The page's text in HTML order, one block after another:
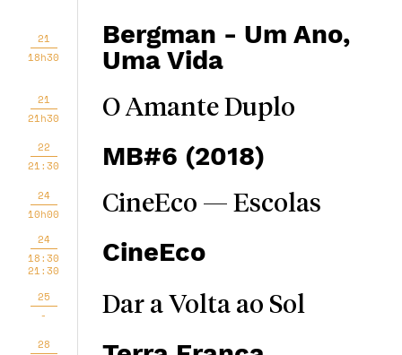
21
18h30
Bergman - Um Ano,
Uma Vida
21
21h30
O Amante Duplo
22
21:30
MB#6 (2018)
24
10h00
CineEco — Escolas
24
18:30
21:30
CineEco
25
-
Dar a Volta ao Sol
28